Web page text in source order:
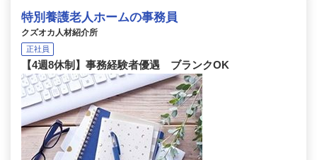
特別養護老人ホームの事務員
クズオカ人材紹介所
正社員
【4週8休制】事務経験者優遇 ブランクOK